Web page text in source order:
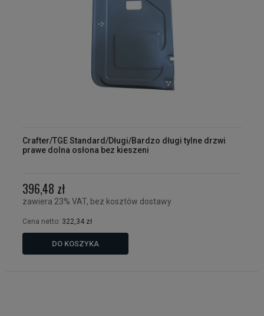
Crafter/TGE Standard/Długi/Bardzo długi tylne drzwi
prawe dolna osłona bez kieszeni
396,48 zł
zawiera 23% VAT, bez kosztów dostawy
Cena netto: 322,34 zł
DO KOSZYKA